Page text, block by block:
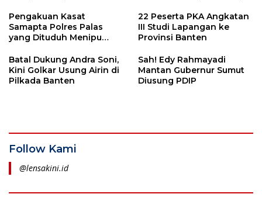
Menyukai Balapan
Pengakuan Kasat
Samapta Polres Palas
yang Dituduh Menipu
22 Peserta PKA Angkatan
III Studi Lapangan ke
Provinsi Banten
Batal Dukung Andra Soni,
Kini Golkar Usung Airin di
Pilkada Banten
Sah! Edy Rahmayadi
Mantan Gubernur Sumut
Diusung PDIP
Follow Kami
@lensakini.id